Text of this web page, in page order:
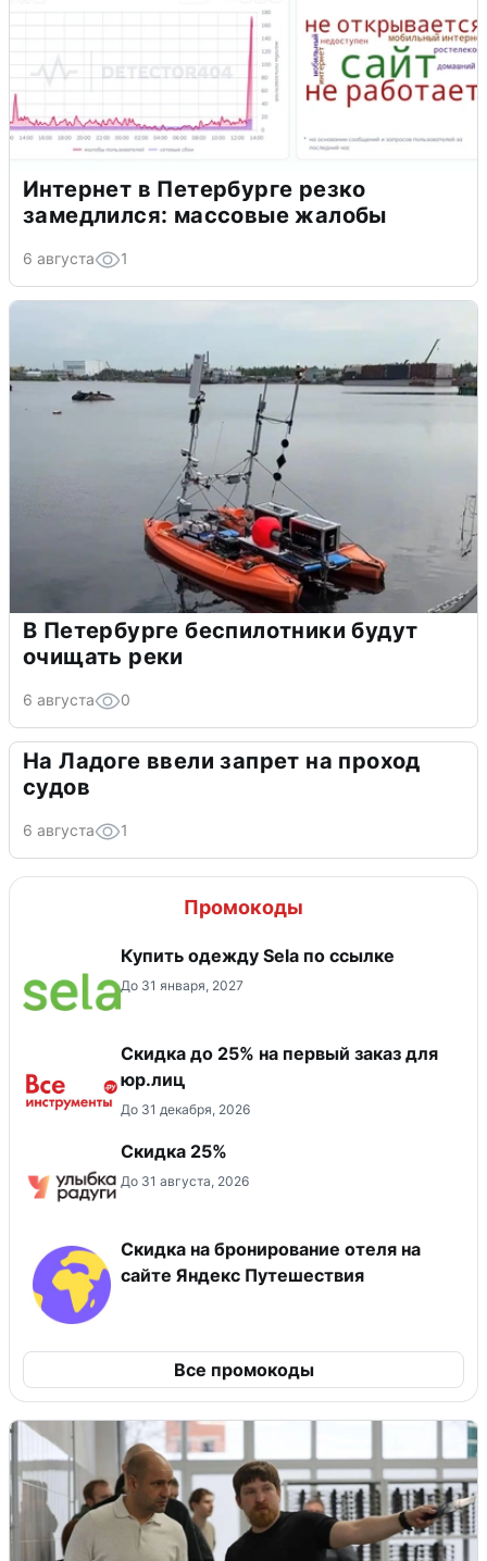
Интернет в Петербурге резко
замедлился: массовые жалобы
6 августа 1
В Петербурге беспилотники будут
очищать реки
6 августа 0
На Ладоге ввели запрет на проход
судов
6 августа 1
Промокоды
Купить одежду Sela по ссылке
До 31 января, 2027
Скидка до 25% на первый заказ для
юр.лиц
До 31 декабря, 2026
Скидка 25%
До 31 августа, 2026
Скидка на бронирование отеля на
сайте Яндекс Путешествия
Все промокоды